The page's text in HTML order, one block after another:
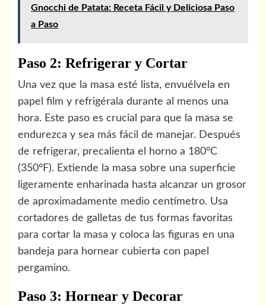
Gnocchi de Patata: Receta Fácil y Deliciosa Paso
a Paso
Paso 2: Refrigerar y Cortar
Una vez que la masa esté lista, envuélvela en
papel film y refrigérala durante al menos una
hora. Este paso es crucial para que la masa se
endurezca y sea más fácil de manejar. Después
de refrigerar, precalienta el horno a 180°C
(350°F). Extiende la masa sobre una superficie
ligeramente enharinada hasta alcanzar un grosor
de aproximadamente medio centímetro. Usa
cortadores de galletas de tus formas favoritas
para cortar la masa y coloca las figuras en una
bandeja para hornear cubierta con papel
pergamino.
Paso 3: Hornear y Decorar